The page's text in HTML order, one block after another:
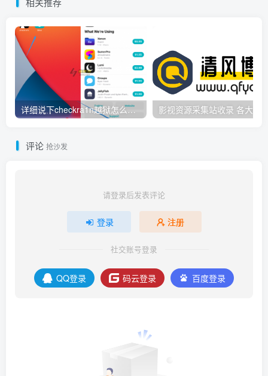
详细说下checkra1n越狱怎么转换基板教程
评论 抢沙发
请登录后发表评论
登录 注册
社交账号登录
QQ登录 码云登录 百度登录